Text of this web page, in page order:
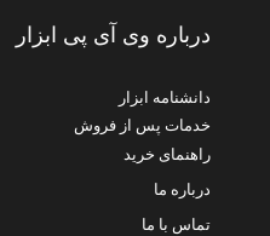
درباره وی آی پی ابزار
دانشنامه ابزار
خدمات پس از فروش
راهنمای خرید
درباره ما
تماس با ما